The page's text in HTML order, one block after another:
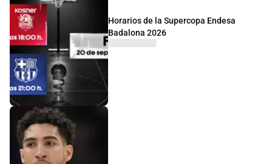
Horarios de la Supercopa Endesa
Badalona 2026